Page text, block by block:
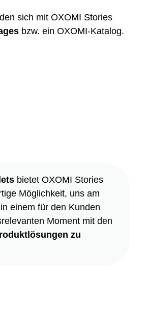
sich mit OXOMI Stories
bzw. ein OXOMI-Katalog.
bietet OXOMI Stories
Möglichkeit, uns am
in einem für den Kunden
Moment mit den
zu